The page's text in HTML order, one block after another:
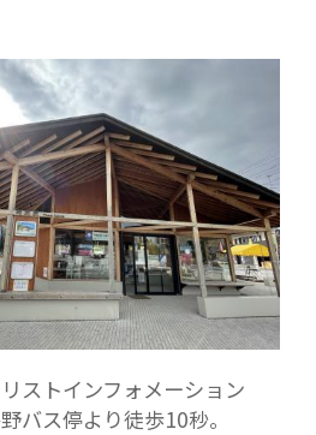
ストインフォメーション
バス停より徒歩10秒。